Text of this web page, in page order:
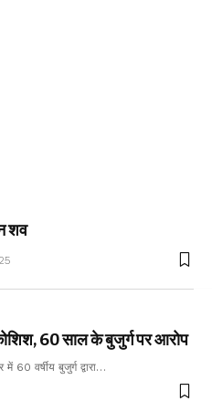
शव
60 साल के बुजुर्ग पर आरोप
60 वर्षीय बुजुर्ग द्वारा…